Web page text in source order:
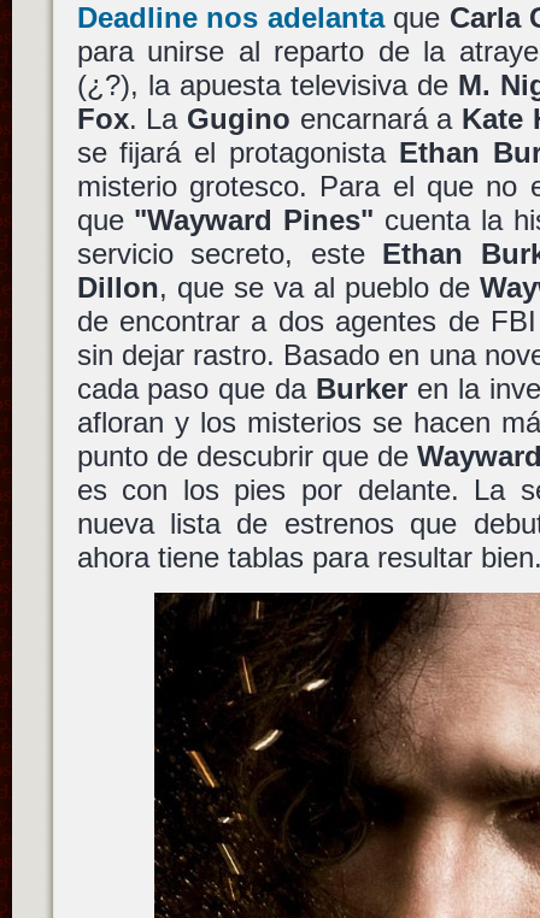
Deadline nos adelantaque Carla
para unirse al reparto de la
(¿?), la apuesta televisiva de M.
Fox. La Gugino encarnará a Kate
se fijará el protagonista Ethan
misterio grotesco. Para el que no
que "Wayward Pines" cuenta la
servicio secreto, este Ethan
Dillon, que se va al pueblo de
de encontrar a dos agentes de
sin dejar rastro. Basado en una
cada paso que da Burker en la
afloran y los misterios se hacen
punto de descubrir que de
es con los pies por delante. La
nueva lista de estrenos que
ahora tiene tablas para resultar